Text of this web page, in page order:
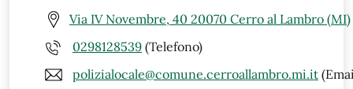
Via IV Novembre, 40 20070 Cerro al Lambro (MI)
0298128539 (Telefono)
polizialocale@comune.cerroallambro.mi.it